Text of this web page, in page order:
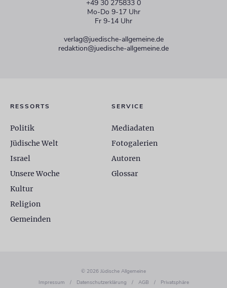
+49 30 275833 0
Mo-Do 9-17 Uhr
Fr 9-14 Uhr
verlag@juedische-allgemeine.de
redaktion@juedische-allgemeine.de
RESSORTS
Politik
Jüdische Welt
Israel
Unsere Woche
Kultur
Religion
Gemeinden
SERVICE
Mediadaten
Fotogalerien
Autoren
Glossar
© 2026 Jüdische Allgemeine
Impressum
/ Datenschutzerklärung / AGB / Privatsphäre